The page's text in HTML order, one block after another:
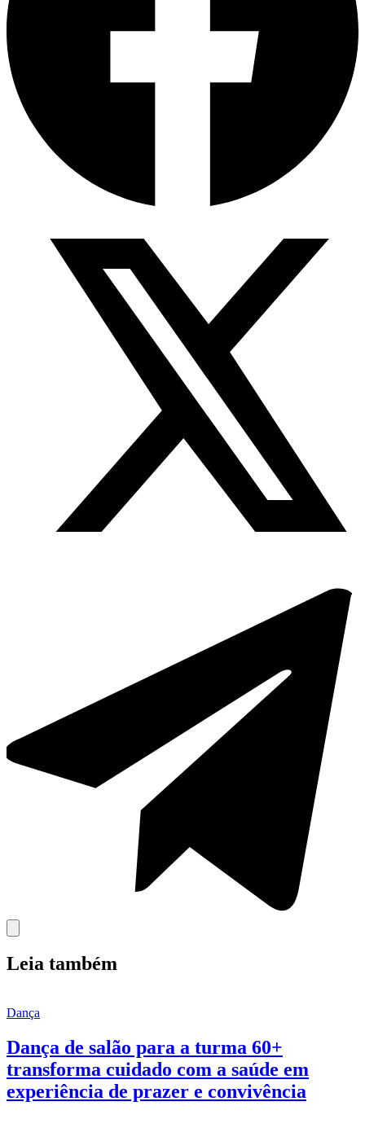
Leia também
Dança
Dança de salão para a turma 60+
transforma cuidado com a saúde em
experiência de prazer e convivência